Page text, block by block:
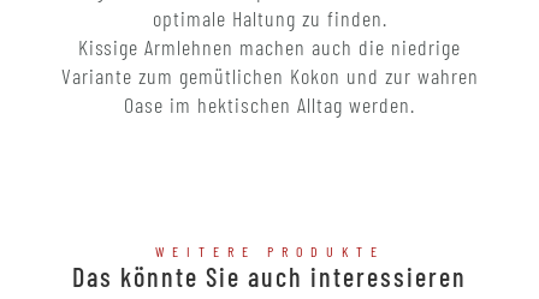
optimale Haltung zu finden.
Kissige Armlehnen machen auch die niedrige
Variante zum gemütlichen Kokon und zur wahren
Oase im hektischen Alltag werden.
WEITERE PRODUKTE
Das könnte Sie auch interessieren